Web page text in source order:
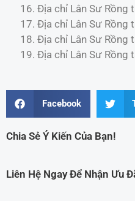
Địa chỉ Lân Sư Rồng
Địa chỉ Lân Sư Rồng
Địa chỉ Lân Sư Rồng
Địa chỉ Lân Sư Rồng
Facebook
Chia Sẻ Ý Kiến Của Bạn!
Liên Hệ Ngay Để Nhận Ưu